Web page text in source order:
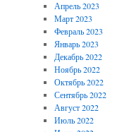
Апрель 2023
Март 2023
Февраль 2023
Январь 2023
Декабрь 2022
Ноябрь 2022
Октябрь 2022
Сентябрь 2022
Август 2022
Июль 2022